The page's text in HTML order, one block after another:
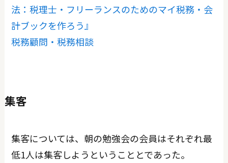
法：税理士・フリーランスのためのマイ税務・会
計ブックを作ろう』
税務顧問・税務相談
集客
集客については、朝の勉強会の会員はそれぞれ最
低1人は集客しようということとであった。